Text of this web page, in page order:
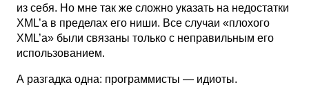
из себя. Но мне так же сложно указать на недостатки
XML’а в пределах его ниши. Все случаи «плохого
XML’а» были связаны только с неправильным его
использованием.
А разгадка одна: программисты — идиоты.